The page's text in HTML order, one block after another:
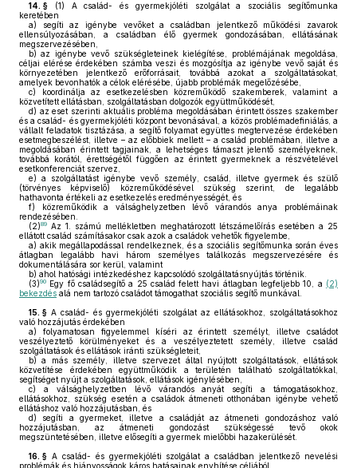
14. § (1) A család- és gyermekjóléti szolgálat a szociális segítőmunka
keretében
a) segíti az igénybe vevőket a családban jelentkező működési zavarok
ellensúlyozásában, a családban élő gyermek gondozásában, ellátásának
megszervezésében,
b) az igénybe vevő szükségleteinek kielégítése, problémájának megoldása,
céljai elérése érdekében számba veszi és mozgósítja az igénybe vevő saját és
környezetében jelentkező erőforrásait, továbbá azokat a szolgáltatásokat,
amelyek bevonhatók a célok elérésébe, újabb problémák megelőzésébe,
c) koordinálja az esetkezelésben közreműködő szakemberek, valamint a
közvetített ellátásban, szolgáltatásban dolgozók együttműködését,
d) az eset szerinti aktuális probléma megoldásában érintett összes szakember
és a család- és gyermekjóléti központ bevonásával, a közös problémadefiniálás, a
vállalt feladatok tisztázása, a segítő folyamat együttes megtervezése érdekében
esetmegbeszélést, illetve – az előbbiek mellett – a család problémában, illetve a
megoldásában érintett tagjainak, a lehetséges támaszt jelentő személyeknek,
továbbá korától, érettségétől függően az érintett gyermeknek a részvételével
esetkonferenciát szervez,
e) a szolgáltatást igénybe vevő személy, család, illetve gyermek és szülő
(törvényes képviselő) közreműködésével szükség szerint, de legalább
hathavonta értékeli az esetkezelés eredményességét, és
f) közreműködik a válsághelyzetben lévő várandós anya problémáinak
rendezésében.
(2)89 Az 1. számú mellékletben meghatározott létszámelőírás esetében a 25
ellátott család számításakor csak azok a családok vehetők figyelembe,
a) akik megállapodással rendelkeznek, és a szociális segítőmunka során éves
átlagban legalább havi három személyes találkozás megszervezésére és
dokumentálására sor kerül, valamint
b) ahol hatósági intézkedéshez kapcsolódó szolgáltatásnyújtás történik.
(3)90 Egy fő családsegítő a 25 család felett havi átlagban legfeljebb 10, a (2)
bekezdés alá nem tartozó családot támogathat szociális segítő munkával.
15. § A család- és gyermekjóléti szolgálat az ellátásokhoz, szolgáltatásokhoz
való hozzájutás érdekében
a) folyamatosan figyelemmel kíséri az érintett személyt, illetve családot
veszélyeztető körülményeket és a veszélyeztetett személy, illetve család
szolgáltatások és ellátások iránti szükségleteit,
b) a más személy, illetve szervezet által nyújtott szolgáltatások, ellátások
közvetítése érdekében együttműködik a területén található szolgáltatókkal,
segítséget nyújt a szolgáltatások, ellátások igénylésében,
c) a válsághelyzetben lévő várandós anyát segíti a támogatásokhoz,
ellátásokhoz, szükség esetén a családok átmeneti otthonában igénybe vehető
ellátáshoz való hozzájutásban, és
d) segíti a gyermeket, illetve a családját az átmeneti gondozáshoz való
hozzájutásban, az átmeneti gondozást szükségessé tevő okok
megszüntetésében, illetve elősegíti a gyermek mielőbbi hazakerülését.
16. § A család- és gyermekjóléti szolgálat a családban jelentkező nevelési
problémák és hiányosságok káros hatásainak enyhítése céljából